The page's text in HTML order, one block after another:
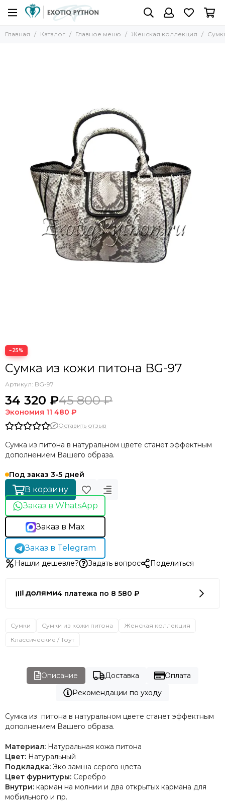
Главная Каталог Главное меню Женская коллекция
−25%
Сумка из кожи питона BG-97
Артикул: BG-97
34 320 ₽45 800 ₽
Экономия 11 480 ₽
Оставить отзыв
Сумка из питона в натуральном цвете станет эффектным
дополнением Вашего образа.
Под заказ 3-5 дней
В корзину
Заказ в WhatsApp
Заказ в Max
Заказ в Telegram
Нашли дешевле? Задать вопрос Поделиться
4 платежа по 8 580 ₽
Сумки Сумки из кожи питона
Женская коллекция
Классические / Тоут
Описание Доставка
Оплата
Рекомендации по уходу
Сумка из питона в натуральном цвете станет эффектным
дополнением Вашего образа.
Материал: Натуральная кожа питона
Цвет: Натуральный
Подкладка: Эко замша серого цвета
Цвет фурнитуры: Серебро
Внутри: карман на молнии и два открытых кармана для
мобильного и пр.